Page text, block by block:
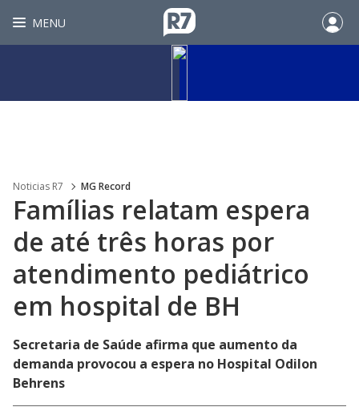
MENU
Noticias R7 MG Record
Famílias relatam espera
de até três horas por
atendimento pediátrico
em hospital de BH
Secretaria de Saúde afirma que aumento da
demanda provocou a espera no Hospital Odilon
Behrens